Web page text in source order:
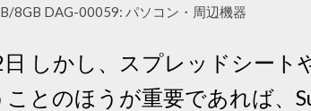
8GB DAG-00059: パソコン・周辺機器
しかし、スプレッドシート
とのほうが重要であれば、